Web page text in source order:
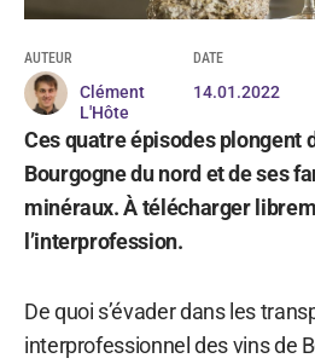
AUTEUR
Clément
L'Hôte
DATE
14.01.2022
Ces quatre épisodes plongent
Bourgogne du nord et de ses
minéraux. À télécharger
l’interprofession.
De quoi s’évader dans les
interprofessionnel des vins de